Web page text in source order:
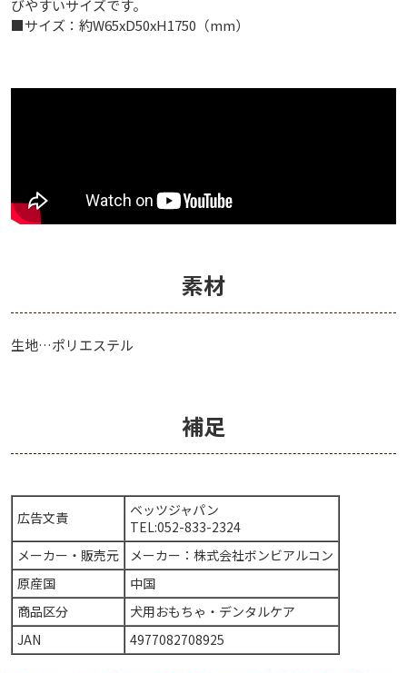
びやすいサイズです。
■サイズ：約W65xD50xH1750（mm）
素材
生地…ポリエステル
補足
広告文責
ベッツジャパン
TEL:052-833-2324
メーカー・販売元
メーカー：株式会社ボンビアルコン
原産国
中国
商品区分
犬用おもちゃ・デンタルケア
JAN
4977082708925